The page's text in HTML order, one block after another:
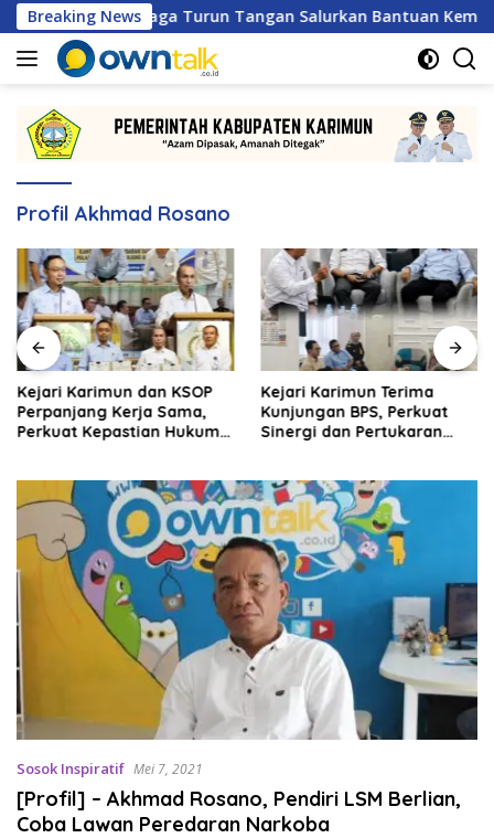
Langsung
ke
konten
Breaking News
Patra Niaga Turun Tangan Salurkan Bantuan Kemanusiaan
Profil Akhmad Rosano
Kejari Karimun dan KSOP
Perpanjang Kerja Sama,
Perkuat Kepastian Hukum
Kejari Karimun Terima
Kunjungan BPS, Perkuat
Sinergi dan Pertukaran
Sosok Inspiratif Mei 7, 2021
[Profil] – Akhmad Rosano, Pendiri LSM Berlian,
Coba Lawan Peredaran Narkoba